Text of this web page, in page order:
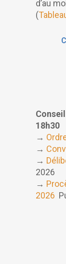
d’au
(
18h30
→
→
→
2026
→
2026